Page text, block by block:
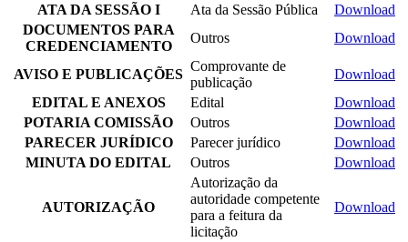
ATA DA SESSÃO I
Ata da Sessão Pública
Download
DOCUMENTOS PARA
CREDENCIAMENTO
Outros Download
AVISO E PUBLICAÇÕES
Comprovante de
publicação
Download
EDITAL E ANEXOS
Edital
Download
POTARIA COMISSÃO
Outros
Download
PARECER JURÍDICO
Parecer jurídico
Download
MINUTA DO EDITAL
Outros Download
AUTORIZAÇÃO
Autorização da
autoridade competente
para a feitura da
licitação
Download